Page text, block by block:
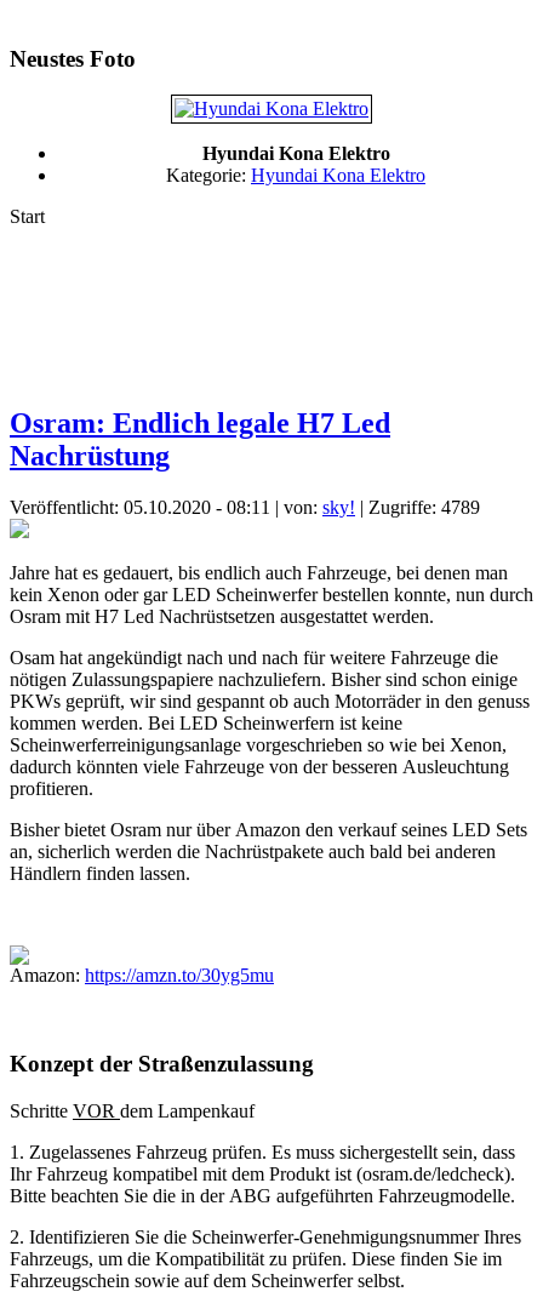
Neustes Foto
Hyundai Kona Elektro
Kategorie: Hyundai Kona Elektro
Start
Osram: Endlich legale H7 Led
Nachrüstung
Veröffentlicht: 05.10.2020 - 08:11 | von: sky! | Zugriffe: 4789
Jahre hat es gedauert, bis endlich auch Fahrzeuge, bei denen man
kein Xenon oder gar LED Scheinwerfer bestellen konnte, nun durch
Osram mit H7 Led Nachrüstsetzen ausgestattet werden.
Osam hat angekündigt nach und nach für weitere Fahrzeuge die
nötigen Zulassungspapiere nachzuliefern. Bisher sind schon einige
PKWs geprüft, wir sind gespannt ob auch Motorräder in den genuss
kommen werden. Bei LED Scheinwerfern ist keine
Scheinwerferreinigungsanlage vorgeschrieben so wie bei Xenon,
dadurch könnten viele Fahrzeuge von der besseren Ausleuchtung
profitieren.
Bisher bietet Osram nur über Amazon den verkauf seines LED Sets
an, sicherlich werden die Nachrüstpakete auch bald bei anderen
Händlern finden lassen.
Amazon: https://amzn.to/30yg5mu
Konzept der Straßenzulassung
Schritte VOR dem Lampenkauf
1. Zugelassenes Fahrzeug prüfen. Es muss sichergestellt sein, dass
Ihr Fahrzeug kompatibel mit dem Produkt ist (osram.de/ledcheck).
Bitte beachten Sie die in der ABG aufgeführten Fahrzeugmodelle.
2. Identifizieren Sie die Scheinwerfer-Genehmigungsnummer Ihres
Fahrzeugs, um die Kompatibilität zu prüfen. Diese finden Sie im
Fahrzeugschein sowie auf dem Scheinwerfer selbst.